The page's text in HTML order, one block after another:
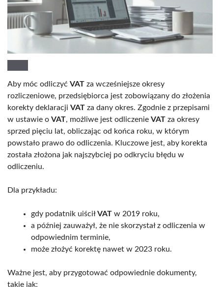
Aby móc odliczyć VAT za wcześniejsze okresy
rozliczeniowe, przedsiębiorca jest zobowiązany do złożenia
korekty deklaracji VAT za dany okres. Zgodnie z przepisami
w ustawie o VAT, możliwe jest odliczenie VAT za okresy
sprzed pięciu lat, obliczając od końca roku, w którym
powstało prawo do odliczenia. Kluczowe jest, aby korekta
została złożona jak najszybciej po odkryciu błędu w
odliczeniu.
Dla przykładu:
gdy podatnik uiściłVAT w 2019 roku,
a później zauważył, że nie skorzystał z odliczenia w
odpowiednim terminie,
może złożyć korektę nawet w 2023 roku.
Ważne jest, aby przygotować odpowiednie dokumenty,
takie jak: